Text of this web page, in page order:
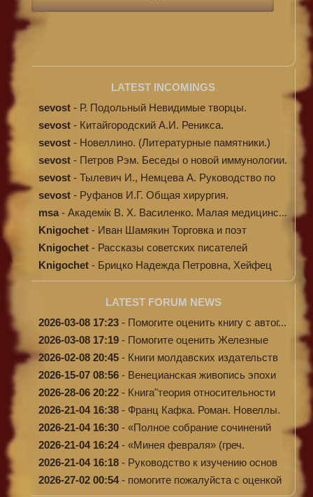
LATEST INCOMINGS
sevost - Р. Подольный Невидимые творцы.
sevost - Китайгородский А.И. Реникса.
sevost - Новеллино. (Литературные памятники.)
sevost - Петров Рэм. Беседы о новой иммунологии.
sevost - Тылевич И., Немцева А. Руководство по
ме...
sevost - Руфанов И.Г. Общая хирургия.
msa - Академік В. Х. Василенко. Малая медицинс...
Knigochet - Иван Шамякин Торговка и поэт
Knigochet - Рассказы советских писателей
Knigochet - Брицко Надежда Петровна, Хейфец
Аркадий ...
LATEST FORUM NEWS
2026-03-08 17:23 - Помогите оценить книгу с автог...
2026-03-08 17:19 - Помогите оценить Железные
доро...
2026-02-08 20:45 - Книги молдавских издательств
2026-15-07 08:56 - Венецианская живопись эпохи
Во...
2026-28-06 20:22 - Книга"теория относительности
и...
2026-21-04 16:38 - Франц Кафка. Роман. Новеллы.
П...
2026-21-04 16:30 - «Полное собрание сочинений
А.Н...
2026-21-04 16:24- «Минея февраля» (греч.
Μηναίον...
2026-21-04 16:18 - Руководство к изучению основ
к...
2026-27-02 00:54- помогите пожалуйста с оценкой